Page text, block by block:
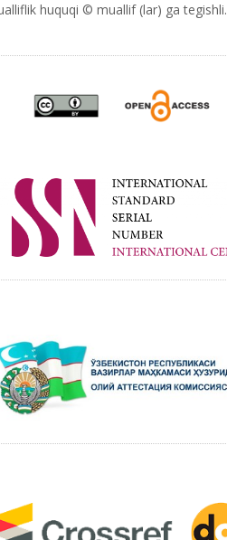
huquqi © muallif (lar) ga tegishli.